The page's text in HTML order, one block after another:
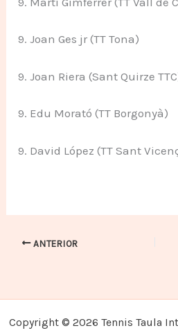
9. Joan Ges jr (TT Tona)
9. Joan Riera (Sant Quirze
9. Edu Morató (TT Borgonyà)
9. David López (TT Sant
ANTERIOR
Copyright © 2026 Tennis Taula